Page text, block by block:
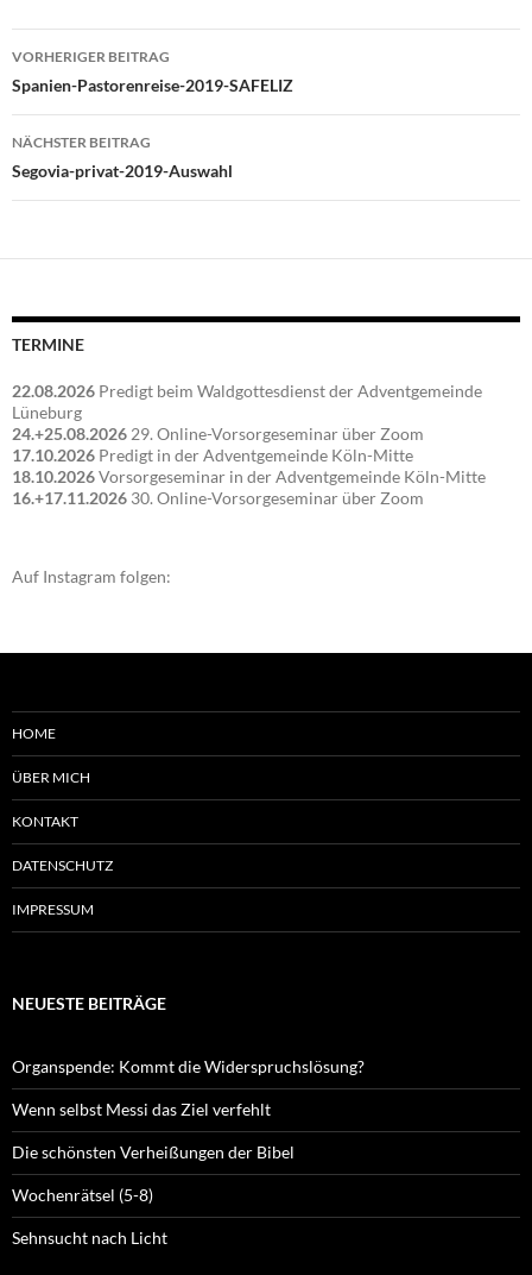
Beitragsnavigation
VORHERIGER BEITRAG
Spanien-Pastorenreise-2019-SAFELIZ
NÄCHSTER BEITRAG
Segovia-privat-2019-Auswahl
TERMINE
22.08.2026 Predigt beim Waldgottesdienst der Adventgemeinde
Lüneburg
24.+25.08.2026 29. Online-Vorsorgeseminar über Zoom
17.10.2026 Predigt in der Adventgemeinde Köln-Mitte
18.10.2026Vorsorgeseminar in der Adventgemeinde Köln-Mitte
16.+17.11.2026 30. Online-Vorsorgeseminar über Zoom
Auf Instagram folgen:
HOME
ÜBER MICH
KONTAKT
DATENSCHUTZ
IMPRESSUM
NEUESTE BEITRÄGE
Organspende: Kommt die Widerspruchslösung?
Wenn selbst Messi das Ziel verfehlt
Die schönsten Verheißungen der Bibel
Wochenrätsel (5-8)
Sehnsucht nach Licht